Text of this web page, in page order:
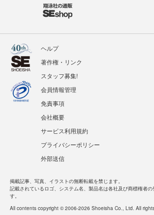
ヘルプ
著作権・リンク
スタッフ募集!
会員情報管理
免責事項
会社概要
サービス利用規約
プライバシーポリシー
外部送信
掲載記事、写真、イラストの無断転載を禁じます。
記載されているロゴ、システム名、製品名は各社及び商標権者
す。
All contents copyright © 2006-2026 Shoeisha Co., Ltd. All rights